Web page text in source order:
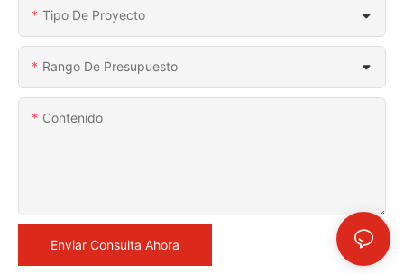
Tipo De Proyecto
Rango De Presupuesto
Contenido
Enviar Consulta Ahora